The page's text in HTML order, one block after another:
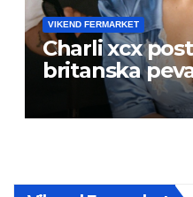
VIKEND FERMARKET
Charli xcx
britanska
albuma na
istoj